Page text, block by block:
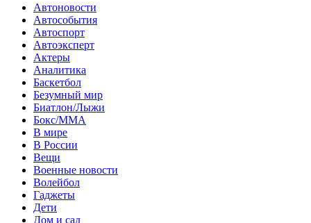
Автоновости
Автособытия
Автоспорт
Автоэксперт
Актеры
Аналитика
Баскетбол
Безумный мир
Биатлон/Лыжи
Бокс/MMA
В мире
В России
Вещи
Военные новости
Волейбол
Гаджеты
Дети
Дом и сад